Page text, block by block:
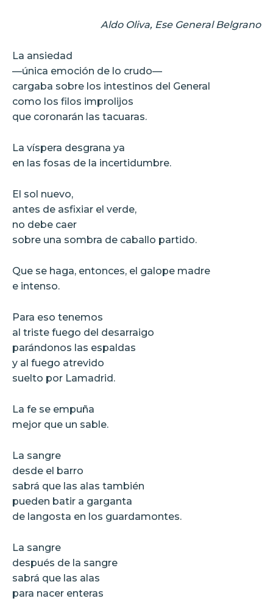
Aldo Oliva, Ese General Belgrano
La ansiedad
—única emoción de lo crudo—
cargaba sobre los intestinos del General
como los filos improlijos
que coronarán las tacuaras.
La víspera desgrana ya
en las fosas de la incertidumbre.
El sol nuevo,
antes de asfixiar el verde,
no debe caer
sobre una sombra de caballo partido.
Que se haga, entonces, el galope madre
e intenso.
Para eso tenemos
al triste fuego del desarraigo
parándonos las espaldas
y al fuego atrevido
suelto por Lamadrid.
La fe se empuña
mejor que un sable.
La sangre
desde el barro
sabrá que las alas también
pueden batir a garganta
de langosta en los guardamontes.
La sangre
después de la sangre
sabrá que las alas
para nacer enteras